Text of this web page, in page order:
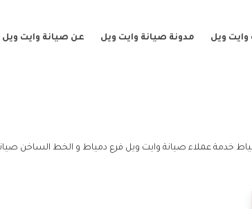
ويل مدونة صيانة وايت ويل عن صيانة وايت ويل
خدمة عملاء صيانة وايت ويل فرع دمياط و الخط الساخن